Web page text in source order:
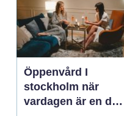
Öppenvård I
stockholm när
vardagen är en del